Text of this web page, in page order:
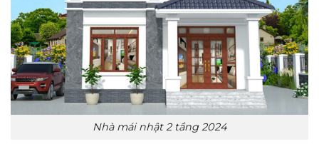
Nhà mái nhật 2 tầng 2024